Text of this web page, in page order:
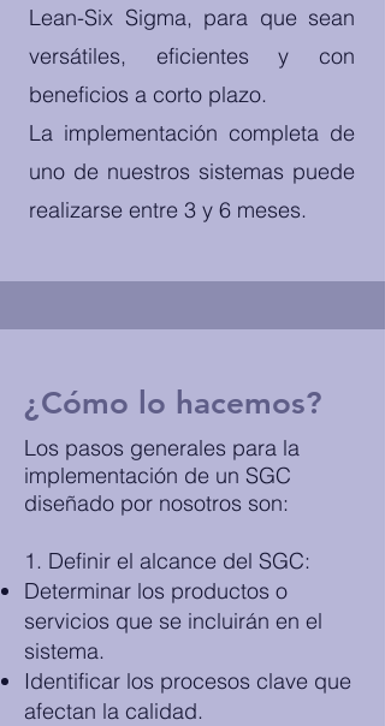
Lean-Six Sigma, para que sean
versátiles, eficientes y con
beneficios a corto plazo.
La implementación completa de
uno de nuestros sistemas puede
realizarse entre 3 y 6 meses.
¿Cómo lo hacemos?
Los pasos generales para la
implementación de un SGC
diseñado por nosotros son:
1. Definir el alcance del SGC:
Determinar los productos o
servicios que se incluirán en el
sistema.
Identificar los procesos clave que
afectan la calidad.